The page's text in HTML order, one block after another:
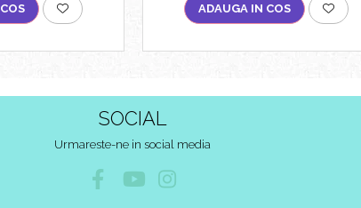
ADAUGA IN COS
SOCIAL
Urmareste-ne in social media